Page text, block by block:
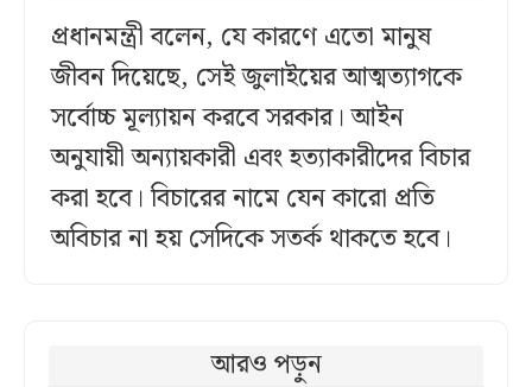
প্রধানমন্ত্রী বলেন, যে কারণে এতো মানুষ
জীবন দিয়েছে, সেই জুলাইয়ের আত্মত্যাগকে
সর্বোচ্চ মূল্যায়ন করবে সরকার। আইন
অনুযায়ী অন্যায়কারী এবং হত্যাকারীদের বিচার
করা হবে। বিচারের নামে যেন কারো প্রতি
অবিচার না হয় সেদিকে সতর্ক থাকতে হবে।
আরও পড়ুন